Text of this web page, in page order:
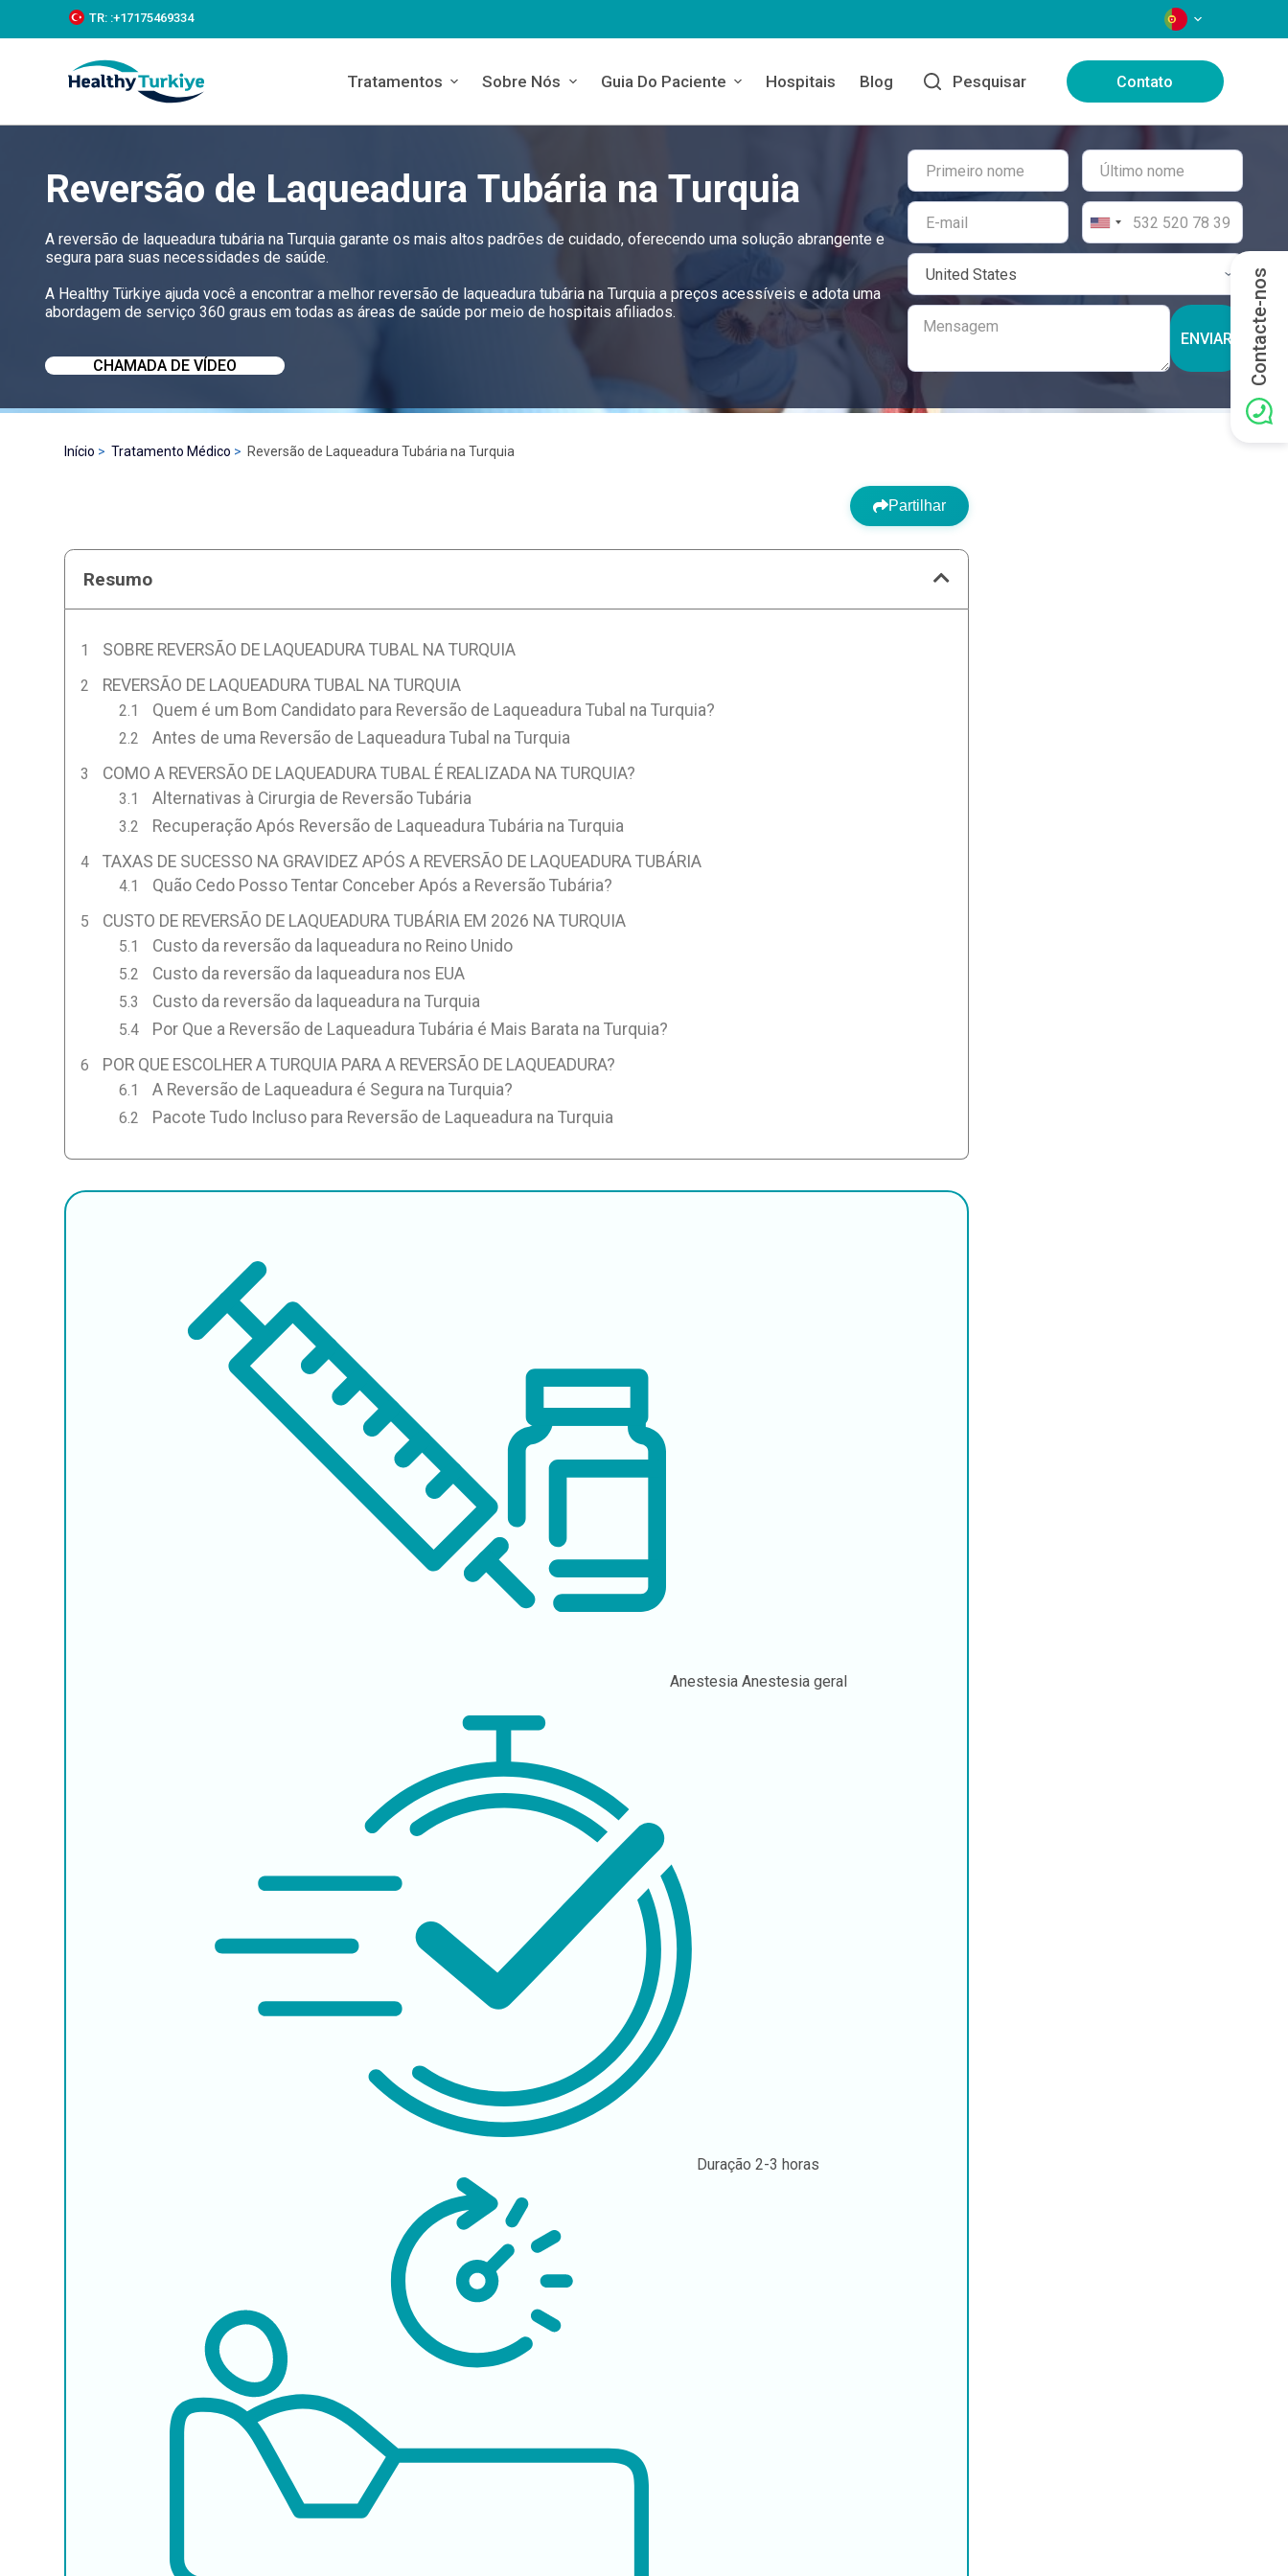
k
c
TR: :+‪17175469334‬ IDIOMAS
Tratamentos Sobre Nós Guia Do Paciente Hospitais Blog Pesquisar Contato
Reversão de Laqueadura Tubária na Turquia
A reversão de laqueadura tubária na Turquia garante os mais altos padrões de cuidado, oferecendo uma solução abrangente e
segura para suas necessidades de saúde.
A Healthy Türkiye ajuda você a encontrar a melhor reversão de laqueadura tubária na Turquia a preços acessíveis e adota uma
abordagem de serviço 360 graus em todas as áreas de saúde por meio de hospitais afiliados.
CHAMADA DE VÍDEO
ENVIAR
Início Tratamento Médico Reversão de Laqueadura Tubária na Turquia
Partilhar
Resumo
SOBRE REVERSÃO DE LAQUEADURA TUBAL NA TURQUIA
REVERSÃO DE LAQUEADURA TUBAL NA TURQUIA
Quem é um Bom Candidato para Reversão de Laqueadura Tubal na Turquia?
Antes de uma Reversão de Laqueadura Tubal na Turquia
COMO A REVERSÃO DE LAQUEADURA TUBAL É REALIZADA NA TURQUIA?
Alternativas à Cirurgia de Reversão Tubária
Recuperação Após Reversão de Laqueadura Tubária na Turquia
TAXAS DE SUCESSO NA GRAVIDEZ APÓS A REVERSÃO DE LAQUEADURA TUBÁRIA
Quão Cedo Posso Tentar Conceber Após a Reversão Tubária?
CUSTO DE REVERSÃO DE LAQUEADURA TUBÁRIA EM 2026 NA TURQUIA
Custo da reversão da laqueadura no Reino Unido
Custo da reversão da laqueadura nos EUA
Custo da reversão da laqueadura na Turquia
Por Que a Reversão de Laqueadura Tubária é Mais Barata na Turquia?
POR QUE ESCOLHER A TURQUIA PARA A REVERSÃO DE LAQUEADURA?
A Reversão de Laqueadura é Segura na Turquia?
Pacote Tudo Incluso para Reversão de Laqueadura na Turquia
Anestesia Anestesia geral
Duração2-3 horas
Contacte-nos